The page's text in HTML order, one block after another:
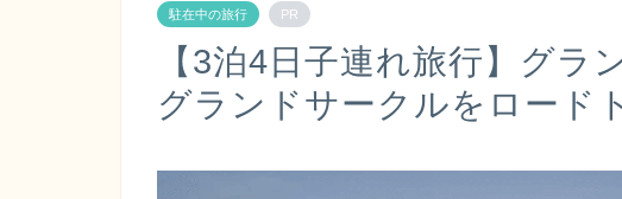
駐在中の旅行 PR
【3泊4日子連れ旅行】グラ
グランドサークルをロード